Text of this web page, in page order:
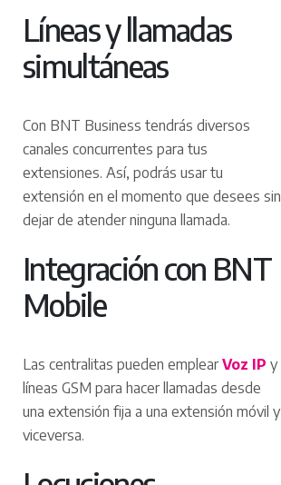
Líneas y llamadas
simultáneas
Con BNT Business tendrás diversos
canales concurrentes para tus
extensiones. Así, podrás usar tu
extensión en el momento que desees sin
dejar de atender ninguna llamada.
Integración con BNT
Mobile
Las centralitas pueden emplearVoz IP y
líneas GSM para hacer llamadas desde
una extensión fija a una extensión móvil y
viceversa.